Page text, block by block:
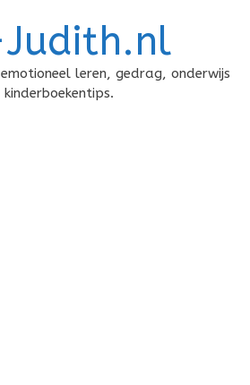
leren, gedrag, onderwijs
kinderboekentips.